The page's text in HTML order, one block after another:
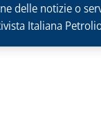
delle notizie o
Italiana